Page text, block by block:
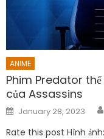
ANIME
Phim Predator
của Assassins
Posted
on
January 28, 2023
Rate this post Hình